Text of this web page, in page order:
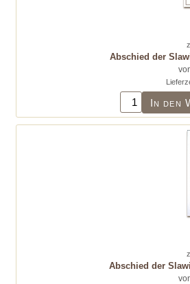
Abschied der
In den
Abschied der